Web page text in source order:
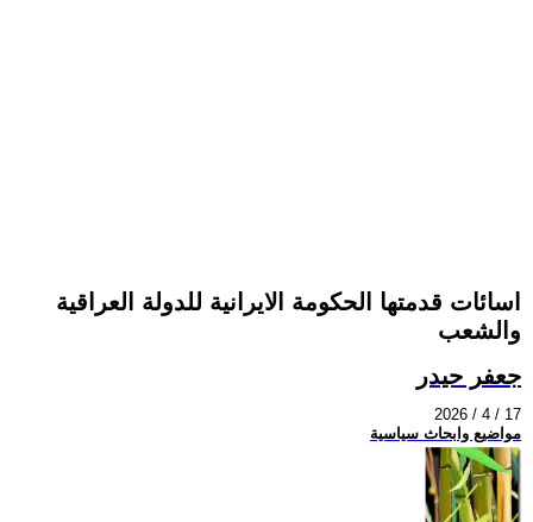
اسائات قدمتها الحكومة الايرانية للدولة العراقية
والشعب
جعفر حيدر
2026 / 4 / 17
مواضيع وابحاث سياسية